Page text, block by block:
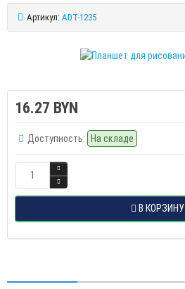
Артикул: ADT-1235
16.27 BYN
Доступность: На складе
В КОРЗИНУ